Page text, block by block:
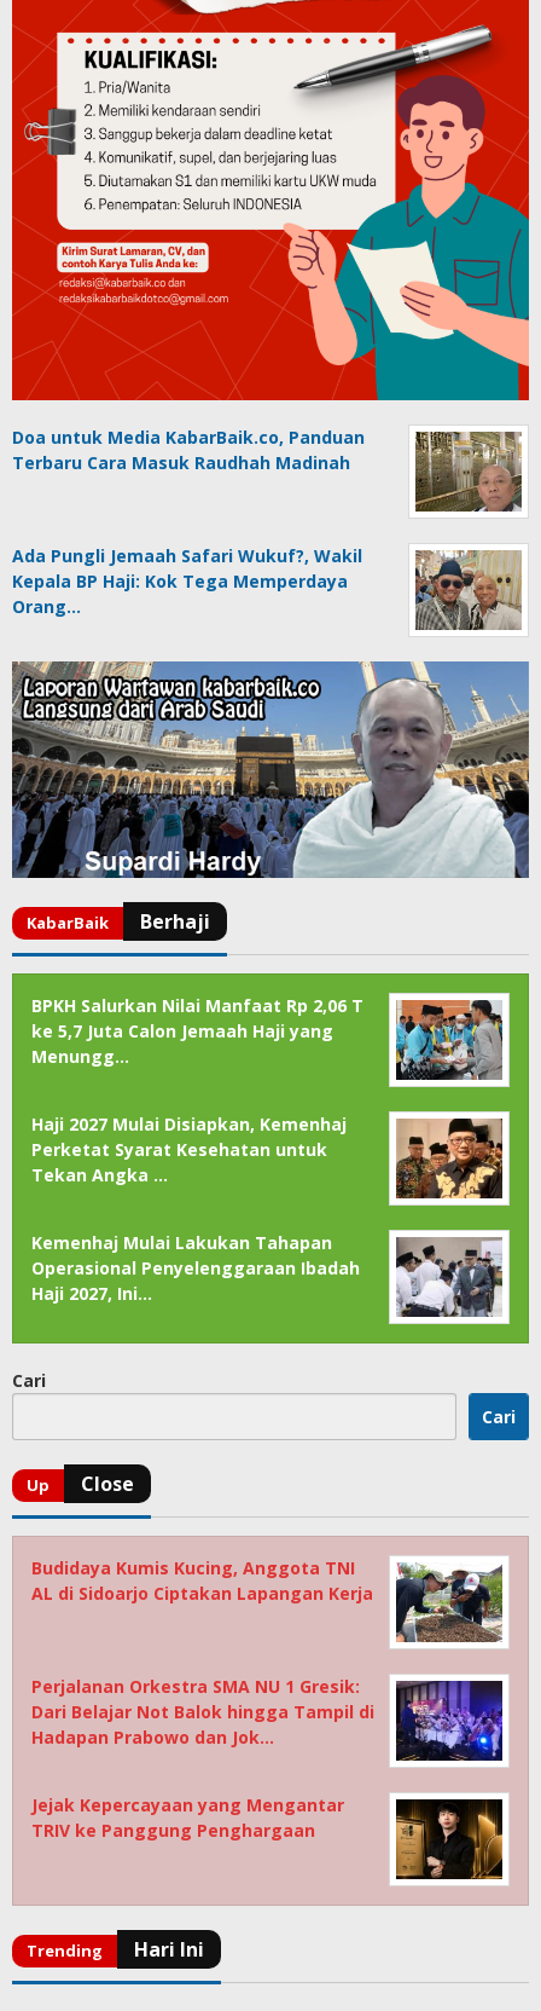
Doa untuk Media KabarBaik.co, Panduan
Terbaru Cara Masuk Raudhah Madinah
Ada Pungli Jemaah Safari Wukuf?, Wakil
Kepala BP Haji: Kok Tega Memperdaya
Orang…
BPKH Salurkan Nilai Manfaat Rp 2,06 T
ke 5,7 Juta Calon Jemaah Haji yang
Menungg…
Haji 2027 Mulai Disiapkan, Kemenhaj
Perketat Syarat Kesehatan untuk
Tekan Angka …
Kemenhaj Mulai Lakukan Tahapan
Operasional Penyelenggaraan Ibadah
Haji 2027, Ini…
Cari
Cari
Budidaya Kumis Kucing, Anggota TNI
AL di Sidoarjo Ciptakan Lapangan Kerja
Perjalanan Orkestra SMA NU 1 Gresik:
Dari Belajar Not Balok hingga Tampil di
Hadapan Prabowo dan Jok…
Jejak Kepercayaan yang Mengantar
TRIV ke Panggung Penghargaan